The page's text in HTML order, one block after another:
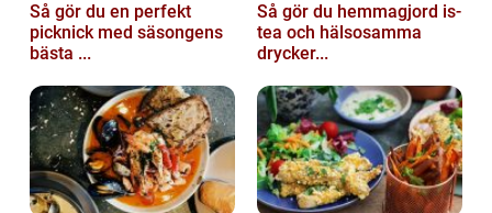
Så gör du en perfekt
picknick med säsongens
bästa ...
Så gör du hemmagjord is-
tea och hälsosamma
drycker...